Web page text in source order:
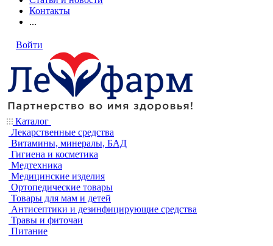
Контакты
...
Войти
Каталог
Лекарственные средства
Витамины, минералы, БАД
Гигиена и косметика
Медтехника
Медицинские изделия
Ортопедические товары
Товары для мам и детей
Антисептики и дезинфицирующие средства
Травы и фиточаи
Питание